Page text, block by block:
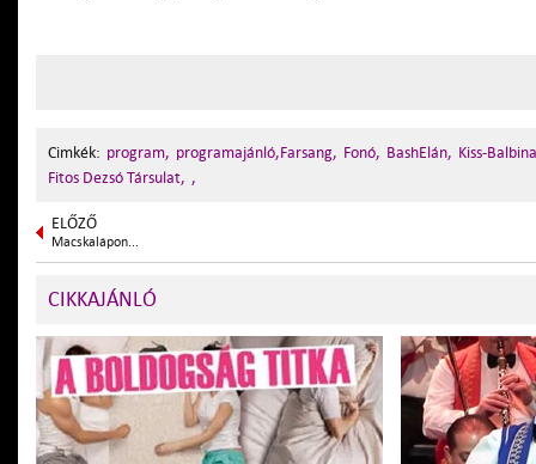
Cimkék: program, programajánló,Farsang, Fonó, BashElán, Kiss-
Fitos Dezsó Társulat, ,
ELŐZŐ
Macskalápon...
CIKKAJÁNLÓ